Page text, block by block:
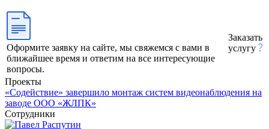
Оформите заявку на сайте, мы свяжемся с вами в
ближайшее время и ответим на все интересующие
вопросы.
Заказать
услугу
Проекты
«Содействие» завершило монтаж систем видеонаблюдения на
заводе ООО «ЖЛПК»
Сотрудники